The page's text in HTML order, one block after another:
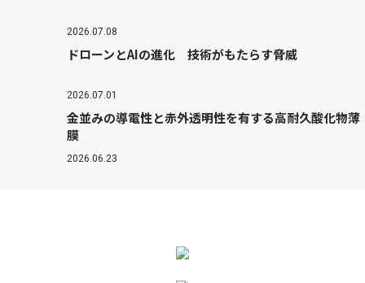
2026.07.08
ドローンとAIの進化 技術がもたらす脅威
2026.07.01
金並みの導電性と赤外透明性を有する高耐久酸化物薄
膜
2026.06.23